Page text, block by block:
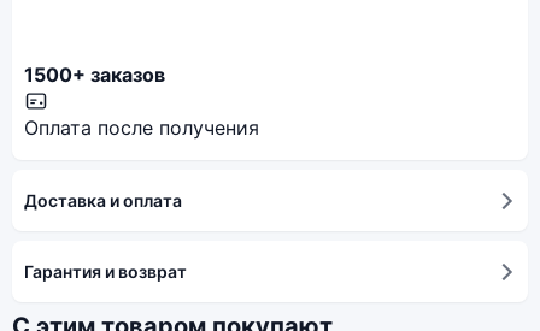
1500+ заказов
Оплата после получения
Доставка и оплата
Гарантия и возврат